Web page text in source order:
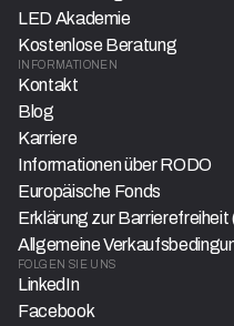
LED Akademie
Kostenlose Beratung
INFORMATIONEN
Kontakt
Blog
Karriere
Informationen über RODO
Europäische Fonds
Erklärung zur
Allgemeine
FOLGEN SIE UNS
LinkedIn
Facebook